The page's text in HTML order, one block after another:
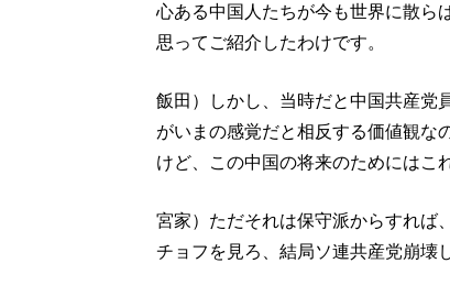
心ある中国人たちが今も世界に散ら
思ってご紹介したわけです。
飯田）しかし、当時だと中国共産党
がいまの感覚だと相反する価値観な
けど、この中国の将来のためにはこ
宮家）ただそれは保守派からすれば
チョフを見ろ、結局ソ連共産党崩壊